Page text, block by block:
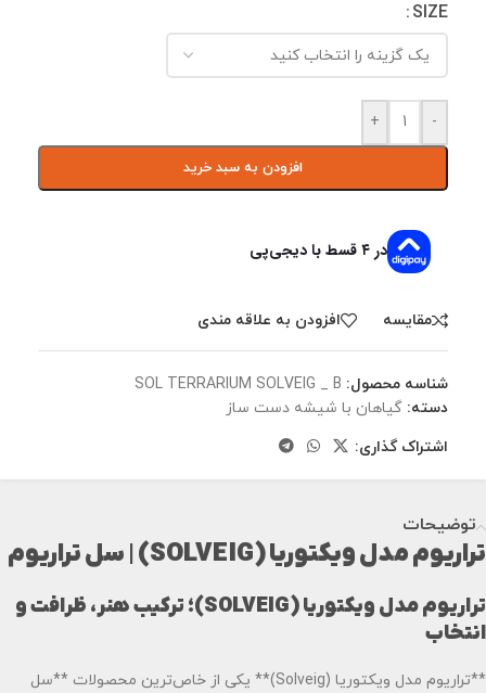
SIZE
-
+
افزودن به سبد خرید
در ۴ قسط با دیجی‌پی
مقايسه افزودن به علاقه مندی
شناسه محصول: SOL TERRARIUM SOLVEIG _ B
دسته: گیاهان با شیشه دست ساز
اشتراک گذاری:
توضیحات
تراریوم مدل ویکتوریا (SOLVEIG) | سل تراریوم
تراریوم مدل ویکتوریا (SOLVEIG)؛ ترکیب هنر، ظرافت و
انتخاب
**تراریوم مدل ویکتوریا (Solveig)** یکی از خاص‌ترین محصولات **سل